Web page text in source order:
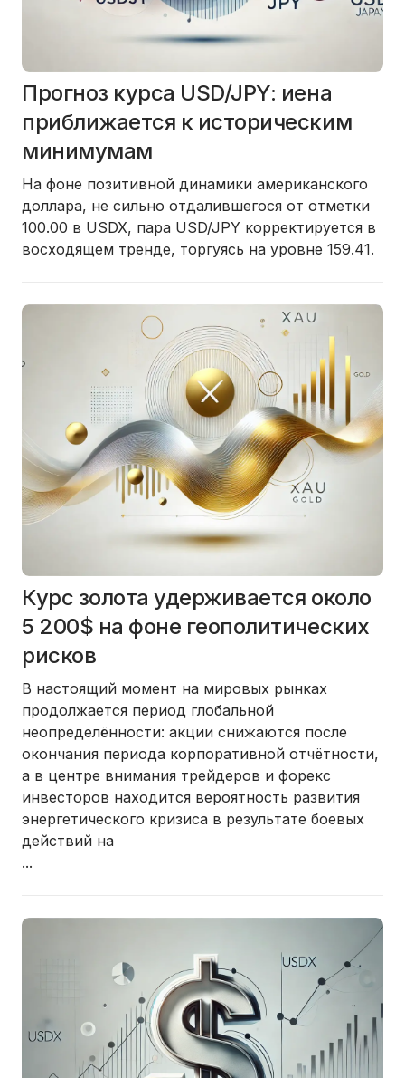
Прогноз курса USD/JPY: иена
приближается к историческим
минимумам
На фоне позитивной динамики американского
доллара, не сильно отдалившегося от отметки
100.00 в USDX, пара USD/JPY корректируется в
восходящем тренде, торгуясь на уровне 159.41.
Курс золота удерживается около
5 200$ на фоне геополитических
рисков
В настоящий момент на мировых рынках
продолжается период глобальной
неопределённости: акции снижаются после
окончания периода корпоративной отчётности,
а в центре внимания трейдеров и форекс
инвесторов находится вероятность развития
энергетического кризиса в результате боевых
действий на
...